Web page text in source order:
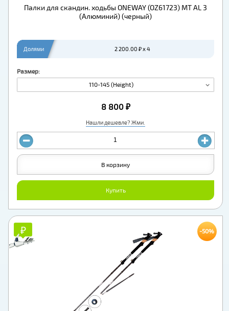
Палки для скандин. ходьбы ONEWAY (OZ61723) MT AL 3
(Алюминий) (черный)
Долями 2 200.00 ₽ x 4
Размер:
110-145 (Height)
Нашли дешевле? Жми.
8 800 ₽
Купить
В корзину
₽
₽ -50%